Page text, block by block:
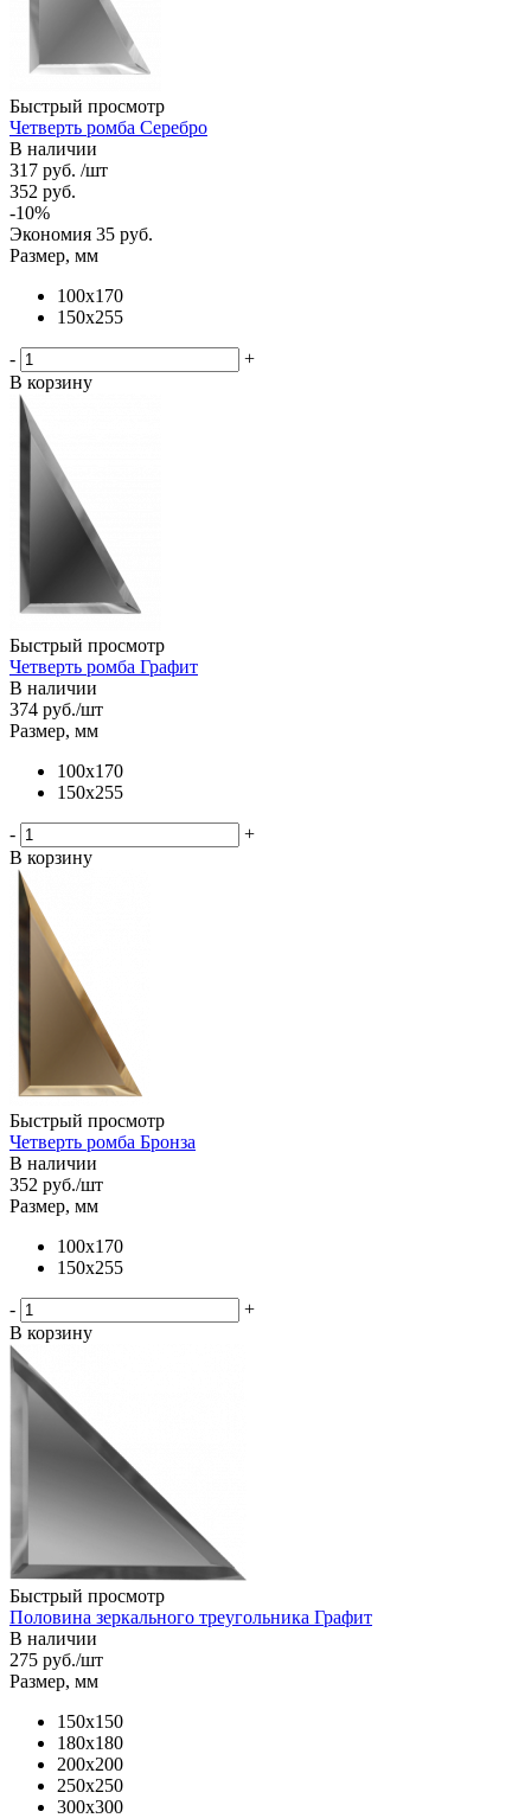
Быстрый просмотр
Четверть ромба Серебро
В наличии
317 руб. /шт
352 руб.
-10%
Экономия 35 руб.
Размер, мм
100х170
150х255
-
+
В корзину
Быстрый просмотр
Четверть ромба Графит
В наличии
374 руб./шт
Размер, мм
100х170
150х255
-
+
В корзину
Быстрый просмотр
Четверть ромба Бронза
В наличии
352 руб./шт
Размер, мм
100х170
150х255
-
+
В корзину
Быстрый просмотр
Половина зеркального треугольника Графит
В наличии
275 руб./шт
Размер, мм
150х150
180х180
200х200
250х250
300х300